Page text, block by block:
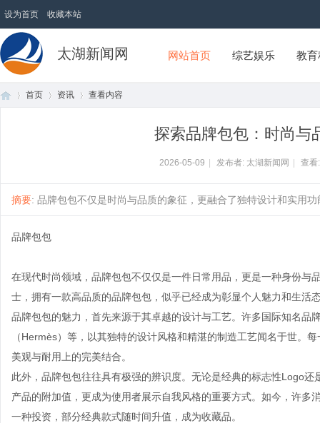
设为首页 收藏本站
太湖新闻网 网站首页 综艺娱乐 教
首页 资讯 查看内容
探索品牌包包：时尚与
2026-05-09 发布者: 太湖新闻网 查
摘要: 品牌包包不仅是时尚与品质的象征，更融合了独特设计和实用
品牌包包
在现代时尚领域，品牌包包不仅仅是一件日常用品，更是一种身份与
士，拥有一款高品质的品牌包包，似乎已经成为彰显个人魅力和生活
品牌包包的魅力，首先来源于其卓越的设计与工艺。许多国际知名
（Hermès）等，以其独特的设计风格和精湛的制造工艺闻名于世。
美观与耐用上的完美结合。
此外，品牌包包往往具有极强的辨识度。无论是经典的标志性Logo
产品的附加值，更成为使用者展示自我风格的重要方式。如今，许
一种投资，部分经典款式随时间升值，成为收藏品。